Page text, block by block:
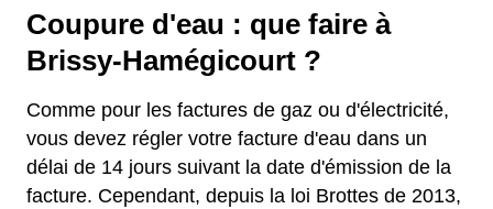
Coupure d'eau : que faire à
Brissy-Hamégicourt ?
Comme pour les factures de gaz ou d'électricité,
vous devez régler votre facture d'eau dans un
délai de 14 jours suivant la date d'émission de la
facture. Cependant, depuis la loi Brottes de 2013,